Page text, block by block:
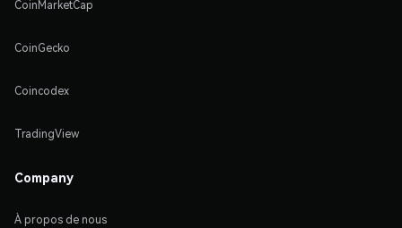
CoinMarketCap
CoinGecko
Coincodex
TradingView
Company
À propos de nous